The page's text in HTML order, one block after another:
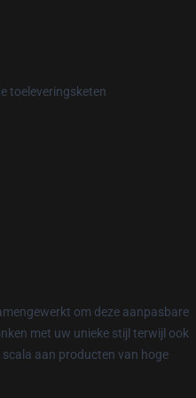
toeleveringsketen
om deze aanpasbare
met uw unieke stijl terwijl ook
aan producten van hoge